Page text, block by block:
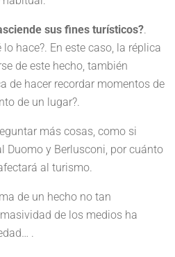
sus fines turísticos?.
hace?. En este caso, la réplica
de este hecho, también
de hacer recordar momentos de
de un lugar?.
más cosas, como si
Duomo y Berlusconi, por cuánto
al turismo.
de un hecho no tan
de los medios ha
.